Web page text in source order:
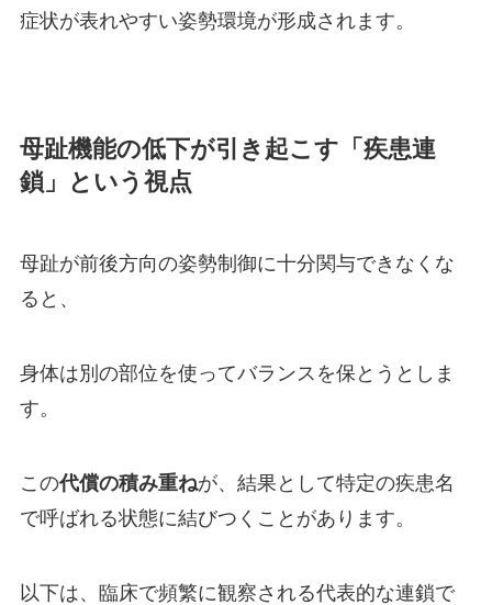
症状が表れやすい姿勢環境が形成されます。
母趾機能の低下が引き起こす「疾患連
鎖」という視点
母趾が前後方向の姿勢制御に十分関与できなくな
ると、
身体は別の部位を使ってバランスを保とうとしま
す。
この代償の積み重ねが、結果として特定の疾患名
で呼ばれる状態に結びつくことがあります。
以下は、臨床で頻繁に観察される代表的な連鎖で